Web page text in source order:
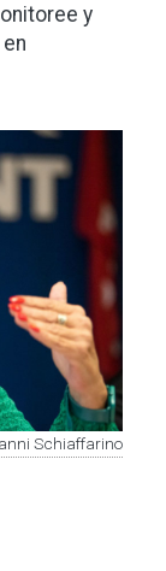
y
Schiaffarino